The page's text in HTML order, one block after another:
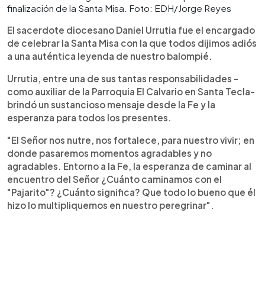
finalización de la Santa Misa. Foto: EDH/Jorge Reyes
El sacerdote diocesano Daniel Urrutia fue el encargado
de celebrar la Santa Misa con la que todos dijimos adiós
a una auténtica leyenda de nuestro balompié.
Urrutia, entre una de sus tantas responsabilidades -
como auxiliar de la Parroquia El Calvario en Santa Tecla-
brindó un sustancioso mensaje desde la Fe y la
esperanza para todos los presentes.
"El Señor nos nutre, nos fortalece, para nuestro vivir; en
donde pasaremos momentos agradables y no
agradables. Entorno a la Fe, la esperanza de caminar al
encuentro del Señor ¿Cuánto caminamos con el
"Pajarito"? ¿Cuánto significa? Que todo lo bueno que él
hizo lo multipliquemos en nuestro peregrinar".